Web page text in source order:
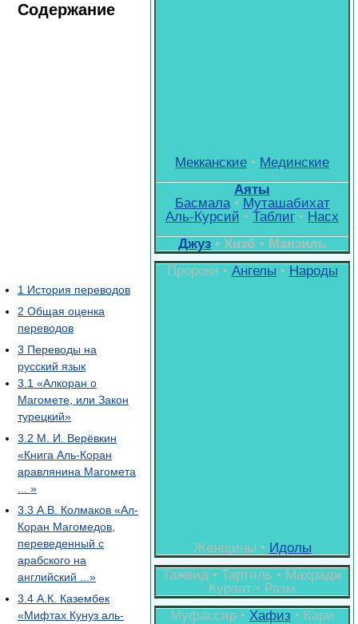
Мекканские • Мединские
Аяты
Басмала• Муташабихат
Аль-Курсий • Таблиг • Насх
Джуз • Хизб • Манзиль
Пророки • Ангелы • Народы
Женщины • Идолы
Тажвид • Тартиль • Махрадж
Кураат • Разм
Муфассир • Хафиз • Кари
Содержание
1 История переводов
2 Общая оценка
переводов
3 Переводы на
русский язык
3.1 «Алкоран о
Магомете, или Закон
турецкий»
3.2 М. И. Верёвкин
«Книга Аль-Коран
аравлянина Магомета
... »
3.3 А.В. Колмаков «Ал-
Коран Магомедов,
переведенный с
арабского на
английский ...»
3.4 А.К. Казембек
«Мифтах Кунуз аль-